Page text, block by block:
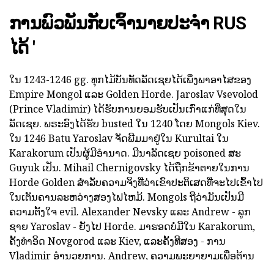
ການພົວພັນກັບເຈົ້ານາຍປະຈໍາ RUS
ໄດ້ '
ໃນ 1243-1246 gg. ທຸກໄມ້ບັນທັດລັດເຊຍໄດ້ເພິ່ງພາອາໄສຂອງ
Empire Mongol ແລະ Golden Horde. Jaroslav Vsevolod
(Prince Vladimir) ໄດ້ຮັບການຍອມຮັບເປັນເກົ່າແກ່ທີ່ສຸດໃນ
ລັດເຊຍ. ພຣະອົງໄດ້ຮັບ busted ໃນ 1240 ໂດຍ Mongols Kiev.
ໃນ 1246 Batu Yaroslav ຈັດພີມມາຢູ່ໃນ Kurultai ໃນ
Karakorum ເປັນຜູ້ມີອໍານາດ. ມີນາລັດເຊຍ poisoned ສະ
Guyuk ເປັນ. Mihail Chernigovsky ໄດ້ຖືກຂ້າຕາຍໃນການ
Horde Golden ສໍາລັບຄວາມຈິງທີ່ວ່າເຂົາປະຕິເສດທີ່ຈະໄປເຂົ້າໄປ
ໃນເຕັນຄານລະຫວ່າງສອງໄຟໄຫມ້. Mongols ຖືວ່າມັນເປັນມີ
ຄວາມຕັ້ງໃຈ evil. Alexander Nevsky ແລະ Andrew - ລູກ
ຊາຍ Yaroslav - ຍັງໄປ Horde. ມາຮອດບໍ່ມີໃນ Karakorum,
ຄັ້ງທໍາອິດ Novgorod ແລະ Kiev, ແລະຄັ້ງທີສອງ - ການ
Vladimir ອໍານວຍການ. Andrew, ຄວາມພະຍາຍາມເພື່ອຕ້ານ